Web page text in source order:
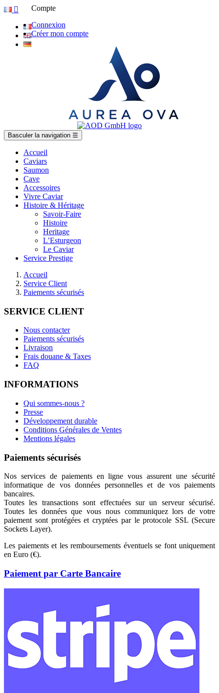

Compte
Connexion
Créer mon compte
Basculer la navigation ☰
Accueil
Caviars
Saumon
Cave
Accessoires
Vivre Caviar
Histoire & Héritage
Savoir-Faire
Histoire
Heritage
L’Esturgeon
Le Caviar
Service Prestige
Accueil
Service Client
Paiements sécurisés
SERVICE CLIENT
Nous contacter
Paiements sécurisés
Livraison
Frais douane & Taxes
FAQ
INFORMATIONS
Qui sommes-nous ?
Presse
Développement durable
Conditions Générales de Ventes
Mentions légales
Paiements sécurisés
Nos services de paiements en ligne vous assurent une sécurité
informatique de vos données personnelles et de vos paiements
bancaires.
Toutes les transactions sont effectuées sur un serveur sécurisé.
Toutes les données que vous nous communiquez lors de votre
paiement sont protégées et cryptées par le protocole SSL (Secure
Sockets Layer).
Les paiements et les remboursements éventuels se font uniquement
en Euro (€).
Paiement par Carte Bancaire